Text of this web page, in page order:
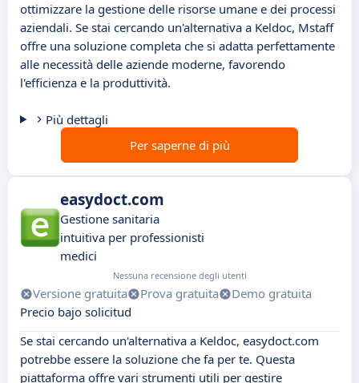
ottimizzare la gestione delle risorse umane e dei processi
aziendali. Se stai cercando un'alternativa a Keldoc, Mstaff
offre una soluzione completa che si adatta perfettamente
alle necessità delle aziende moderne, favorendo
l'efficienza e la produttività.
Più dettagli
Per saperne di più
easydoct.com
Gestione sanitaria
intuitiva per professionisti
medici
Nessuna recensione degli utenti
Versione gratuita Prova gratuita
Demo gratuita
Precio bajo solicitud
Se stai cercando un'alternativa a Keldoc, easydoct.com
potrebbe essere la soluzione che fa per te. Questa
piattaforma offre vari strumenti utili per gestire